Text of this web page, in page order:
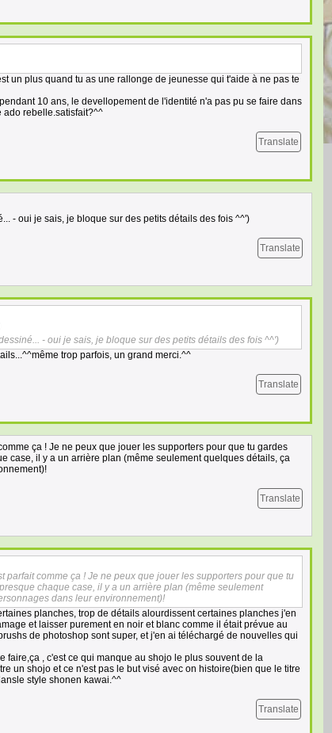
un plus quand tu as une rallonge de jeunesse qui t'aide à ne pas te
10 ans, le devellopement de l'identité n'a pas pu se faire dans
ado rebelle.satisfait?^^
Translate
- oui je sais, je bloque sur des petits détails des fois ^^')
Translate
- oui je sais, je bloque sur des petits détails des fois ^^')
trop parfois, un grand merci.^^
Translate
ça ! Je ne peux que jouer les supporters pour que tu gardes
case, il y a un arrière plan (même seulement quelques détails, ça
Translate
parfait comme ça ! Je ne peux que jouer les supporters pour que tu
chaque case, il y a un arrière plan (même seulement
dans leur environnement)!
planches, trop de détails alourdissent certaines planches j'en
et laisser purement en noir et blanc comme il était prévue au
de photoshop sont super, et j'en ai téléchargé de nouvelles qui
faire,ça , c'est ce qui manque au shojo le plus souvent de la
un shojo et ce n'est pas le but visé avec on histoire(bien que le titre
style shonen kawai.^^
Translate